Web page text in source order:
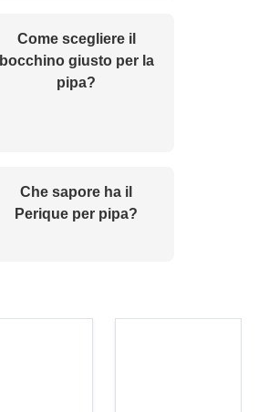
Come scegliere il
bocchino giusto per la
pipa?
Che sapore ha il
Perique per pipa?